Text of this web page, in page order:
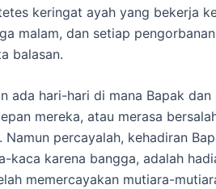
keringat ayah yang bekerja
malam, dan setiap
balasan.
ada hari-hari di mana Bapak
mereka, atau merasa
Namun percayalah, kehadiran
kaca karena bangga, adalah
memercayakan mutiara-